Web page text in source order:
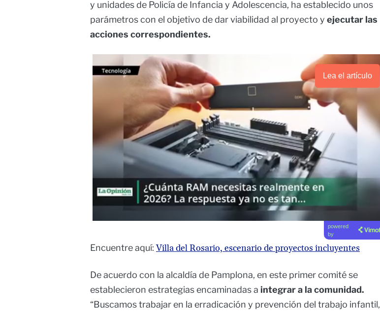
y unidades de Policía de Infancia y Adolescencia, ha establecido unos
parámetros con el objetivo de dar viabilidad al proyecto y ejecutar las
acciones correspondientes.
Lea el artículo
powered
by
Encuentre aquí:Villa del Rosario, escenario de proyectos incluyentes
De acuerdo con la alcaldía de Pamplona, en este primer comité se
establecieron estrategias encaminadas a integrar a la comunidad.
“Buscamos trabajar en la erradicación y prevención del trabajo infantil,